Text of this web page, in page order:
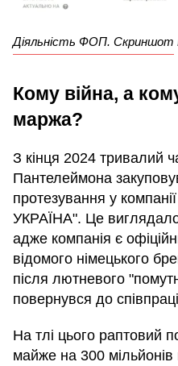
Діяльність ФОП.
Кому війна, а
маржа?
З кінця 2024 тривалий
Пантелеймона
протезування у
УКРАЇНА". Це
адже компанія є
відомого німецького
після лютневого
повернувся до
На тлі цього раптовий
майже на 300